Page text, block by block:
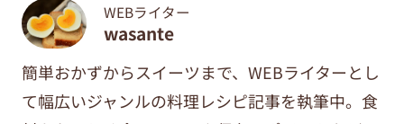
WEBライター
wasante
簡単おかずからスイーツまで、WEBライターとし
て幅広いジャンルの料理レシピ記事を執筆中。食